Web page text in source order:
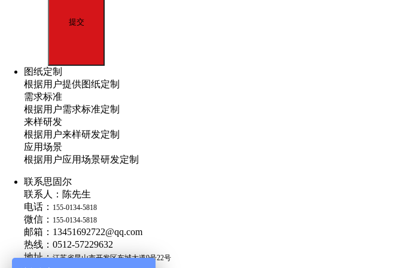
图纸定制
根据用户提供图纸定制
需求标准
根据用户需求标准定制
来样研发
根据用户来样研发定制
应用场景
根据用户应用场景研发定制
联系思固尔
联系人：陈先生
电话： 155-0134-5818
微信： 155-0134-5818
邮箱：13451692722@qq.com
热线：0512-57229632
地址：江苏省昆山市开发区东城大道9号22号